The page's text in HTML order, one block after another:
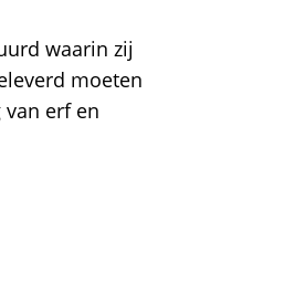
waarin zij
moeten
erf en